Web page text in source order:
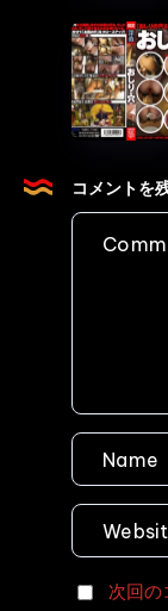
糞
漏
ら
し
Defecation
OL
強
引
糞
漏
し
制
脱
糞
中
競
ー
ジ
テ
カ
体
VRXS-
031
お
し
の
穴
Anal
コメントを
次回の